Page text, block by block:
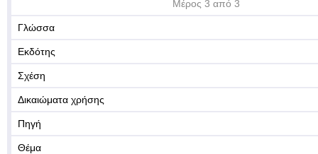
Μέρος 3 από 3
Γλώσσα
Εκδότης
Σχέση
Δικαιώματα χρήσης
Πηγή
Θέμα